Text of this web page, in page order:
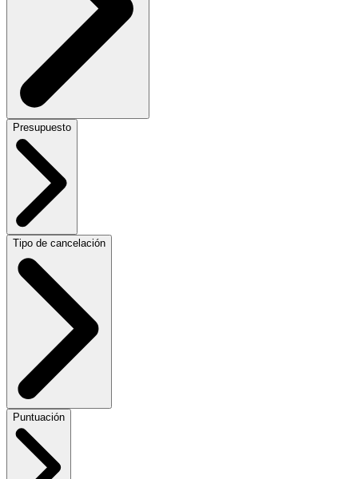
Presupuesto
Tipo de cancelación
Puntuación